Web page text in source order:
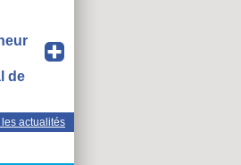
de
les actualités